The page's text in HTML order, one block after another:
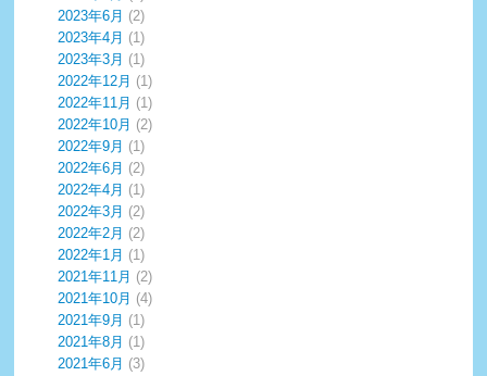
2023年6月 (2)
2023年4月 (1)
2023年3月 (1)
2022年12月 (1)
2022年11月 (1)
2022年10月 (2)
2022年9月 (1)
2022年6月 (2)
2022年4月 (1)
2022年3月 (2)
2022年2月 (2)
2022年1月 (1)
2021年11月 (2)
2021年10月 (4)
2021年9月 (1)
2021年8月 (1)
2021年6月 (3)